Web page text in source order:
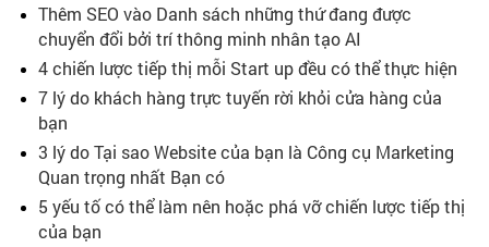
Thêm SEO vào Danh sách những thứ đang được
chuyển đổi bởi trí thông minh nhân tạo AI
4 chiến lược tiếp thị mỗi Start up đều có thể thực hiện
7 lý do khách hàng trực tuyến rời khỏi cửa hàng của
bạn
3 lý do Tại sao Website của bạn là Công cụ Marketing
Quan trọng nhất Bạn có
5 yếu tố có thể làm nên hoặc phá vỡ chiến lược tiếp thị
của bạn